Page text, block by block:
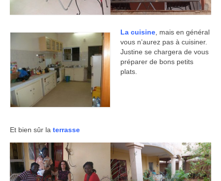
La cuisine , mais en général
vous n’aurez pas à cuisiner.
Justine se chargera de vous
préparer de bons petits
plats.
Et bien sûr la terrasse